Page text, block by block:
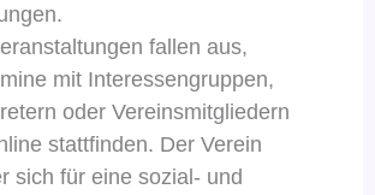
fallen aus,
mit Interessengruppen,
oder Vereinsmitgliedern
stattfinden. Der Verein
sich für eine sozial- und